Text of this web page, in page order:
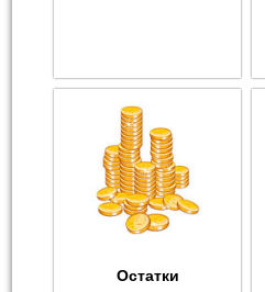
Остатки